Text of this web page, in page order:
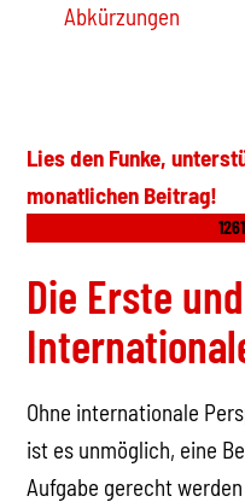
Abkürzungen
Lies den Funke,
monatlichen Beitrag!
Die Erste
Ohne internationale
ist es unmöglich, eine
Aufgabe gerecht